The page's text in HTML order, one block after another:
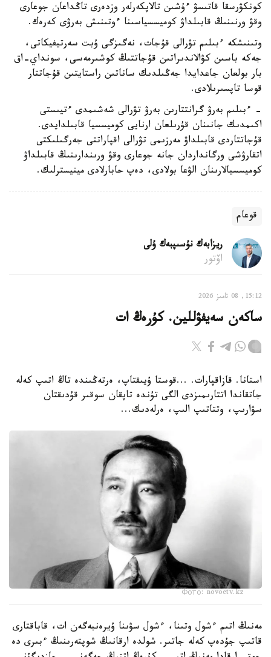
كونكۋرسقا قاتىسۋ ءۇشىن تالاپكەرلەر وزدەرى تاڭداعان جوعارى
وقۋ ورنىنىڭ قابىلداۋ كوميسسياسىنا ءوتىنىش بەرۋى كەرەك.
وتىنىشكە ءبىلىم تۋرالى قۇجات، نەگىزگى ۇبت سەرتيفيكاتى،
جەكە باسىن كۋالاندىراتىن قۇجاتتىڭ كوشىرمەسى، سونداي-اق
بار بولعان جاعدايدا جەڭىلدىك ساناتىن راستايتىن قۇجاتتار
قوسا تاپسىرىلادى.
- ءبىلىم بەرۋ گرانتتارىن بەرۋ تۋرالى شەشىمدى ءتيىستى
اكىمدىك جانىنان قۇرىلعان ارنايى كوميسسيا قابىلدايدى.
قۇجاتتاردى قابىلداۋ مەرزىمى تۋرالى اقپاراتتى جەرگىلىكتى
اتقارۋشى ورگانداردان جانە جوعارى وقۋ ورىندارىنىڭ قابىلداۋ
كوميسسيالارىنان الۋعا بولادى، دەپ حابارلادى مينيسترلىك.
قوعام
ريزابەك نۇسىپبەك ۇلى
اۆتور
15:12, 08 تامىز 2026
ساكەن سەيفۋللين. كۇرەڭ ات
استانا. قازاقپارات. ...قوستا ۇيىقتاپ، ەرتەڭىندە تاڭ اتىپ كەلە
جاتقاندا اتتارىمىزدى الگى تۇندە تاپقان سوقىر قۇدىقتان
سۋارىپ، وتتاتىپ الىپ، ەرلەدىك...
Фото: novoetv.kz
مەنىڭ اتىم ءشول وتىنا، ءشول سۋىنا ۇيرەنبەگەن ات، قاباقتارى
قاتىپ جۇدەپ كەلە جاتىر. شولدە ارقانىڭ شوپتەرىنىڭ ءبىرى دە